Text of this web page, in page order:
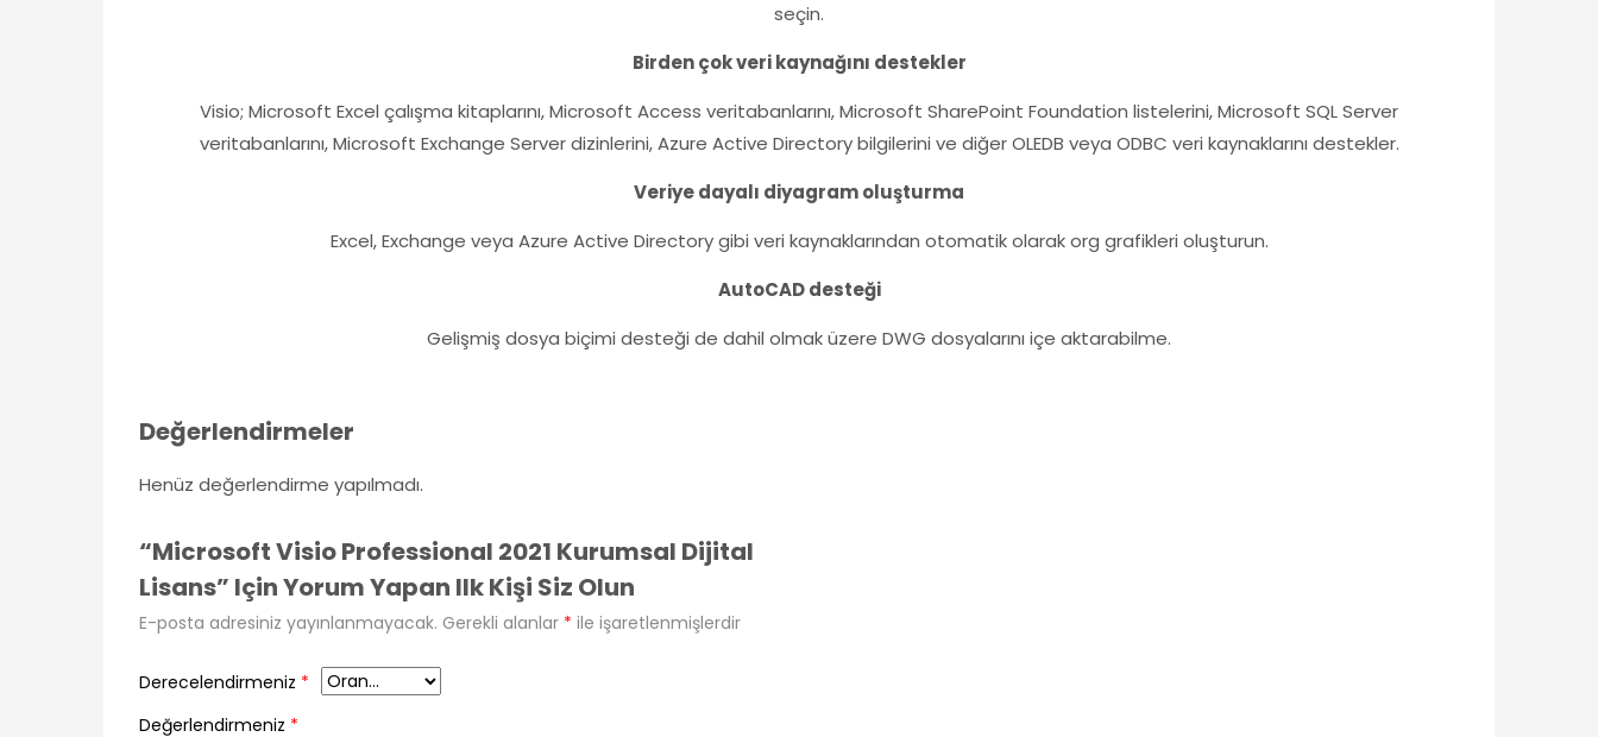
seçin.
Birden çok veri kaynağını destekler
Visio; Microsoft Excel çalışma kitaplarını, Microsoft Access veritabanlarını, Microsoft SharePoint Foundation listelerini, Microsoft SQL Server
veritabanlarını, Microsoft Exchange Server dizinlerini, Azure Active Directory bilgilerini ve diğer OLEDB veya ODBC veri kaynaklarını destekler.
Veriye dayalı diyagram oluşturma
Excel, Exchange veya Azure Active Directory gibi veri kaynaklarından otomatik olarak org grafikleri oluşturun.
AutoCAD desteği
Gelişmiş dosya biçimi desteği de dahil olmak üzere DWG dosyalarını içe aktarabilme.
Değerlendirmeler
Henüz değerlendirme yapılmadı.
“Microsoft Visio Professional 2021 Kurumsal Dijital
Lisans” Için Yorum Yapan Ilk Kişi Siz Olun
E-posta adresiniz yayınlanmayacak. Gerekli alanlar * ile işaretlenmişlerdir
Derecelendirmeniz *
Değerlendirmeniz *